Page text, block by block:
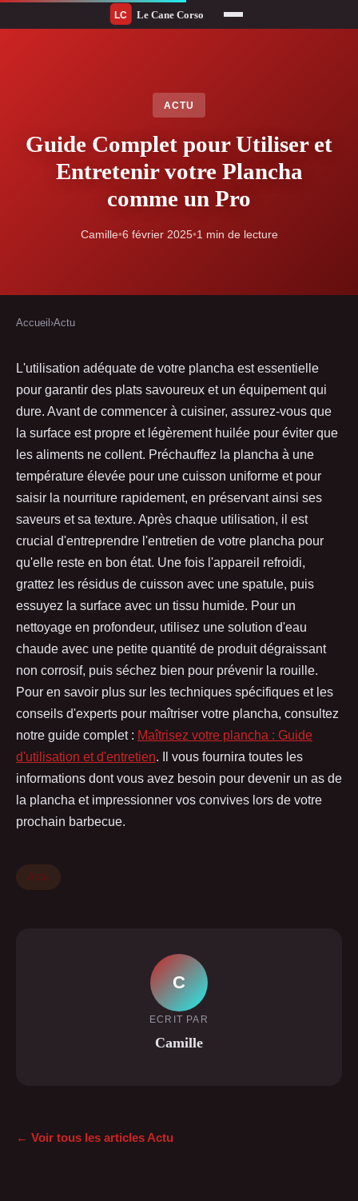
ACTU
Guide Complet pour Utiliser et
Entretenir votre Plancha
comme un Pro
Camille•6 février 2025•1 min de lecture
Accueil ›Actu
L'utilisation adéquate de votre plancha est essentielle
pour garantir des plats savoureux et un équipement qui
dure. Avant de commencer à cuisiner, assurez-vous que
la surface est propre et légèrement huilée pour éviter que
les aliments ne collent. Préchauffez la plancha à une
température élevée pour une cuisson uniforme et pour
saisir la nourriture rapidement, en préservant ainsi ses
saveurs et sa texture. Après chaque utilisation, il est
crucial d'entreprendre l'entretien de votre plancha pour
qu'elle reste en bon état. Une fois l'appareil refroidi,
grattez les résidus de cuisson avec une spatule, puis
essuyez la surface avec un tissu humide. Pour un
nettoyage en profondeur, utilisez une solution d'eau
chaude avec une petite quantité de produit dégraissant
non corrosif, puis séchez bien pour prévenir la rouille.
Pour en savoir plus sur les techniques spécifiques et les
conseils d'experts pour maîtriser votre plancha, consultez
notre guide complet : Maîtrisez votre plancha : Guide
d'utilisation et d'entretien. Il vous fournira toutes les
informations dont vous avez besoin pour devenir un as de
la plancha et impressionner vos convives lors de votre
prochain barbecue.
Actu
C
ECRIT PAR
Camille
← Voir tous les articles Actu